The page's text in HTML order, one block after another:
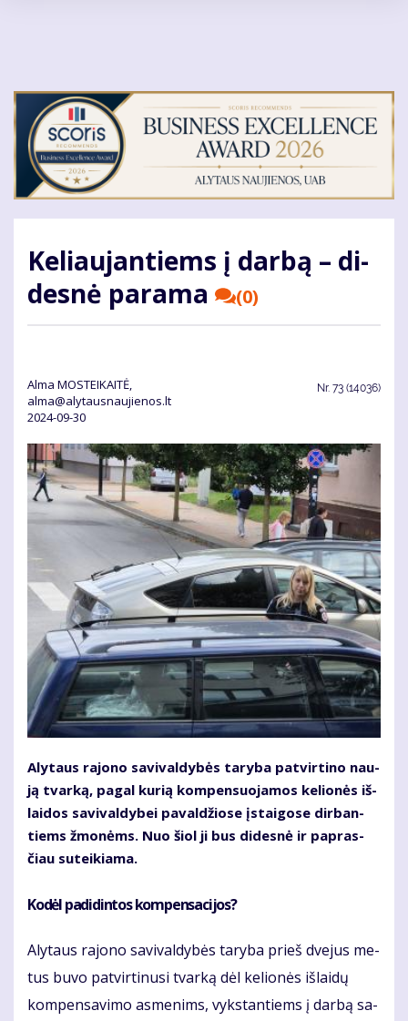
Ke­liau­jan­tiems į dar­bą – di­
des­nė pa­ra­ma
(0)
Alma MOSTEIKAITĖ,
alma@alytausnaujienos.lt
2024-09-30
Nr. 73 (14036)
Aly­taus ra­jo­no sa­vi­val­dy­bės ta­ry­ba pa­tvir­ti­no nau­
ją tvar­ką, pa­gal ku­rią kom­pen­suo­ja­mos ke­lio­nės iš­
lai­dos sa­vi­val­dy­bei pa­val­džio­se įstai­go­se dir­ban­
tiems žmo­nėms. Nuo šiol ji bus di­des­nė ir pa­pras­
čiau su­tei­kia­ma.
Ko­dėl pa­di­din­tos kom­pen­sa­ci­jos?
Aly­taus ra­jo­no sa­vi­val­dy­bės ta­ry­ba prieš dve­jus me­
tus bu­vo pa­tvir­ti­nu­si tvar­ką dėl ke­lio­nės iš­lai­dų
kom­pen­sa­vi­mo as­me­nims, vyks­tan­tiems į dar­bą sa­